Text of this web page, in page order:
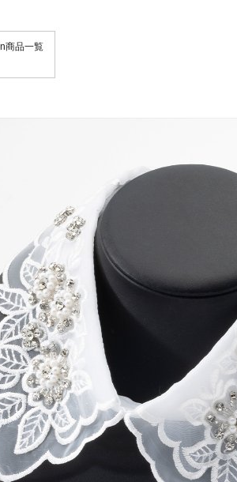
商品一覧